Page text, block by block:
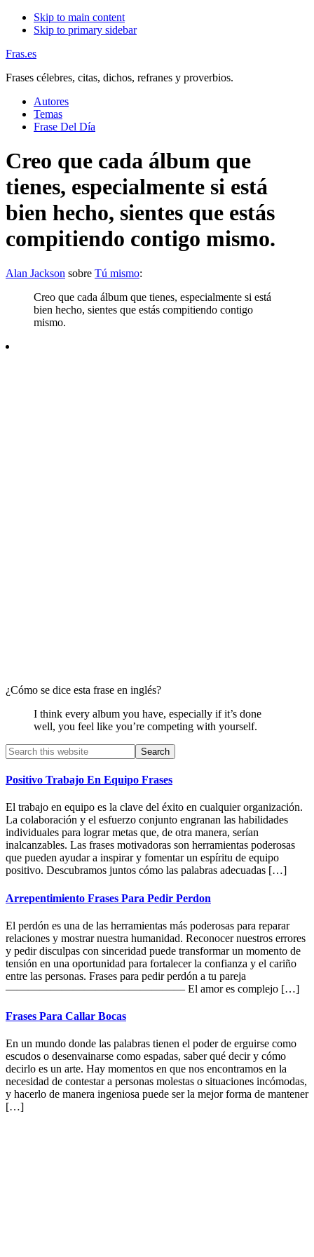
Skip to main content
Skip to primary sidebar
Fras.es
Frases célebres, citas, dichos, refranes y proverbios.
Autores
Temas
Frase Del Día
Creo que cada álbum que
tienes, especialmente si está
bien hecho, sientes que estás
compitiendo contigo mismo.
Alan Jackson sobre Tú mismo:
Creo que cada álbum que tienes, especialmente si está
bien hecho, sientes que estás compitiendo contigo
mismo.
¿Cómo se dice esta frase en inglés?
I think every album you have, especially if it’s done
well, you feel like you’re competing with yourself.
Primary
Sidebar
Search
this
website
Positivo Trabajo En Equipo Frases
El trabajo en equipo es la clave del éxito en cualquier organización.
La colaboración y el esfuerzo conjunto engranan las habilidades
individuales para lograr metas que, de otra manera, serían
inalcanzables. Las frases motivadoras son herramientas poderosas
que pueden ayudar a inspirar y fomentar un espíritu de equipo
positivo. Descubramos juntos cómo las palabras adecuadas […]
Arrepentimiento Frases Para Pedir Perdon
El perdón es una de las herramientas más poderosas para reparar
relaciones y mostrar nuestra humanidad. Reconocer nuestros errores
y pedir disculpas con sinceridad puede transformar un momento de
tensión en una oportunidad para fortalecer la confianza y el cariño
entre las personas. Frases para pedir perdón a tu pareja
———————————————— El amor es complejo […]
Frases Para Callar Bocas
En un mundo donde las palabras tienen el poder de erguirse como
escudos o desenvainarse como espadas, saber qué decir y cómo
decirlo es un arte. Hay momentos en que nos encontramos en la
necesidad de contestar a personas molestas o situaciones incómodas,
y hacerlo de manera ingeniosa puede ser la mejor forma de mantener
[…]